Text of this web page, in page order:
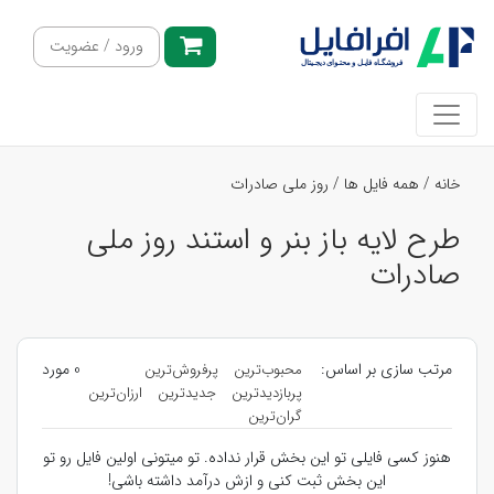
ورود / عضویت
خانه / همه فایل ها / روز ملی صادرات
طرح لایه باز بنر و استند روز ملی
صادرات
مرتب سازی بر اساس: محبوب‌ترین
پرفروش‌ترین
پربازدیدترین
جدیدترین
ارزان‌ترین
گران‌ترین
0 مورد
هنوز کسی فایلی تو این بخش قرار نداده. تو میتونی اولین فایل رو تو
این بخش ثبت کنی و ازش درآمد داشته باشی!